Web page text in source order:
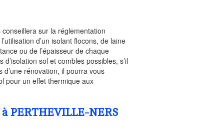
sur la réglementation
d’un isolant flocons, de laine
ou de l’épaisseur de chaque
sol et combles possibles, s’il
rénovation, il pourra vous
pour un effet thermique aux
PERTHEVILLE-NERS